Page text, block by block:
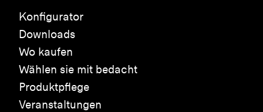
Konfigurator
Downloads
Wo kaufen
Wählen sie mit bedacht
Produktpflege
Veranstaltungen